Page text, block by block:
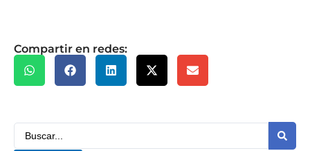
Compartir en redes: